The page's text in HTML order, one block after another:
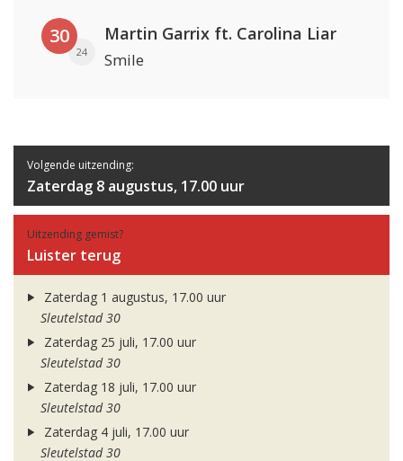
30
24
Martin Garrix ft. Carolina Liar
Smile
Volgende uitzending:
Zaterdag 8 augustus, 17.00 uur
Uitzending gemist?
Luister terug
Zaterdag 1 augustus, 17.00 uur
Sleutelstad 30
Zaterdag 25 juli, 17.00 uur
Sleutelstad 30
Zaterdag 18 juli, 17.00 uur
Sleutelstad 30
Zaterdag 4 juli, 17.00 uur
Sleutelstad 30